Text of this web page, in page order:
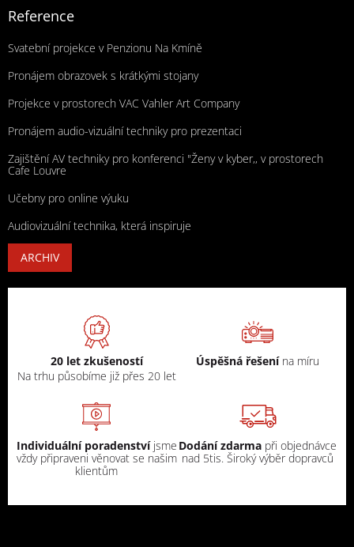
Reference
Svatební projekce v Penzionu Na Kmíně
Pronájem obrazovek s krátkými stojany
Projekce v prostorech VAC Vahler Art Company
Pronájem audio-vizuální techniky pro prezentaci
Zajištění AV techniky pro konferenci "Ženy v kyber,, v prostorech
Cafe Louvre
Učebny pro online výuku
Audiovizuální technika, která inspiruje
ARCHIV
20 let zkušeností
Na trhu působíme již přes 20 let
Úspěšná řešení na míru
Individuální poradenstvíjsme
vždy připraveni věnovat se našim
klientům
Dodání zdarma při objednávce
nad 5tis. Široký výběr dopravců